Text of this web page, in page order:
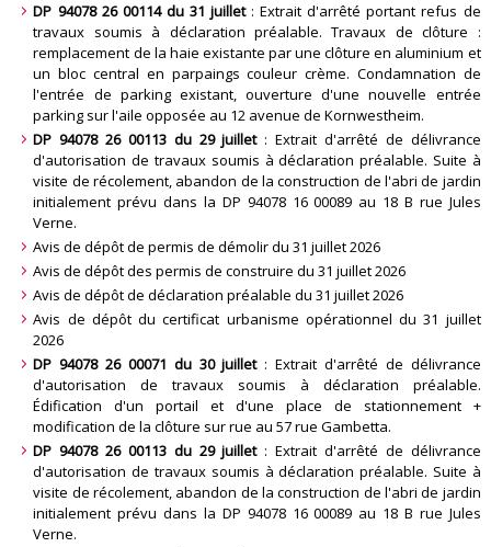
DP 94078 26 00114 du 31 juillet : Extrait d'arrêté portant refus de
travaux soumis à déclaration préalable. Travaux de clôture :
remplacement de la haie existante par une clôture en aluminium et
un bloc central en parpaings couleur crème. Condamnation de
l'entrée de parking existant, ouverture d'une nouvelle entrée
parking sur l'aile opposée au 12 avenue de Kornwestheim.
DP 94078 26 00113 du 29 juillet : Extrait d'arrêté de délivrance
d'autorisation de travaux soumis à déclaration préalable. Suite à
visite de récolement, abandon de la construction de l'abri de jardin
initialement prévu dans la DP 94078 16 00089 au 18 B rue Jules
Verne.
Avis de dépôt de permis de démolir du 31 juillet 2026
Avis de dépôt des permis de construire du 31 juillet 2026
Avis de dépôt de déclaration préalable du 31 juillet 2026
Avis de dépôt du certificat urbanisme opérationnel du 31 juillet
2026
DP 94078 26 00071 du 30 juillet : Extrait d'arrêté de délivrance
d'autorisation de travaux soumis à déclaration préalable.
Édification d'un portail et d'une place de stationnement +
modification de la clôture sur rue au 57 rue Gambetta.
DP 94078 26 00113 du 29 juillet : Extrait d'arrêté de délivrance
d'autorisation de travaux soumis à déclaration préalable. Suite à
visite de récolement, abandon de la construction de l'abri de jardin
initialement prévu dans la DP 94078 16 00089 au 18 B rue Jules
Verne.